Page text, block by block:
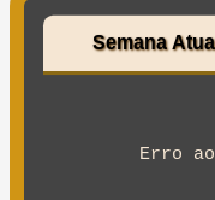
Semana
Erro